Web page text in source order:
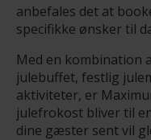
anbefales det at
specifikke ønsker til
Med en kombination
julebuffet, festlig
aktiviteter, er
julefrokost bliver til
dine gæster sent vil